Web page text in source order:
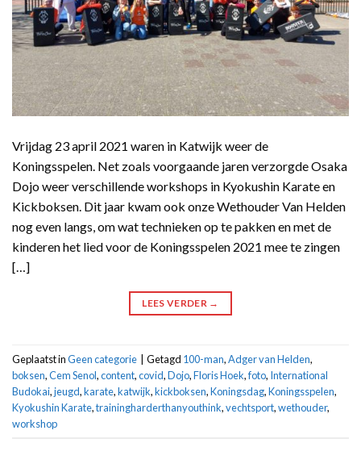
Vrijdag 23 april 2021 waren in Katwijk weer de
Koningsspelen. Net zoals voorgaande jaren verzorgde Osaka
Dojo weer verschillende workshops in Kyokushin Karate en
Kickboksen. Dit jaar kwam ook onze Wethouder Van Helden
nog even langs, om wat technieken op te pakken en met de
kinderen het lied voor de Koningsspelen 2021 mee te zingen
[…]
LEES VERDER →
Geplaatst inGeen categorie | Getagd 100-man,Adger van Helden,
boksen,Cem Senol,content,covid,Dojo,Floris Hoek,foto, International
Budokai,jeugd,karate,katwijk,kickboksen,Koningsdag,Koningsspelen,
Kyokushin Karate,trainingharderthanyouthink,vechtsport,wethouder,
workshop